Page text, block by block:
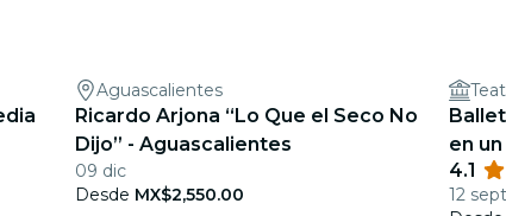
Aguascalientes
Ricardo Arjona “Lo Que el Seco No
Dijo” - Aguascalientes
09 dic
Desde MX$2,550.00
en
4.1
12 sept